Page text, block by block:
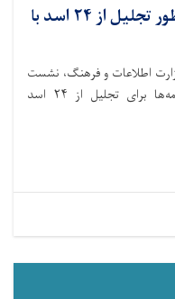
برگزاری نشست هماهنگی به‌منظور تجلیل از ۲۴ اسد با
اطلاعات و فرهنگ، نشست
هماهنگی با یوتیوبران به‌منظور نشر برنامه‌ها برای تجلیل از ۲۴ اسد